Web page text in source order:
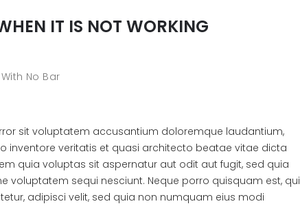
IT IS NOT WORKING
No Bar
sit voluptatem accusantium doloremque laudantium,
inventore veritatis et quasi architecto beatae vitae dicta
quia voluptas sit aspernatur aut odit aut fugit, sed quia
voluptatem sequi nesciunt. Neque porro quisquam est, qui
adipisci velit, sed quia non numquam eius modi